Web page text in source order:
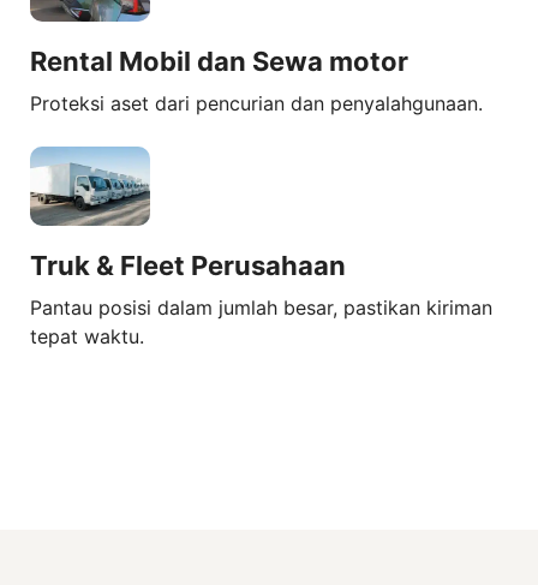
Rental Mobil dan Sewa motor
Proteksi aset dari pencurian dan penyalahgunaan.
Truk & Fleet Perusahaan
Pantau posisi dalam jumlah besar, pastikan kiriman
tepat waktu.